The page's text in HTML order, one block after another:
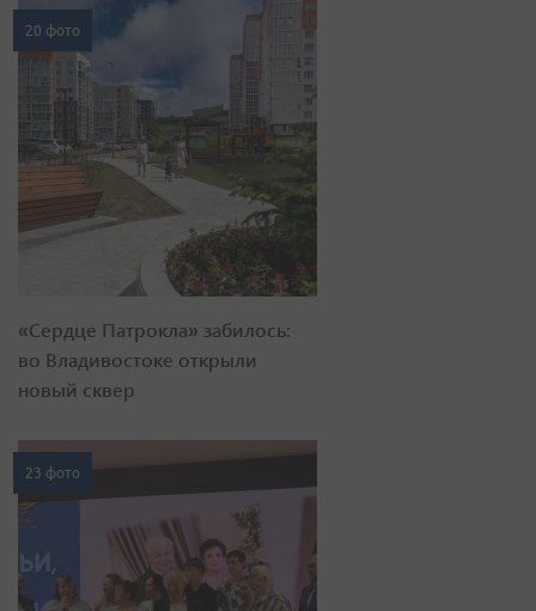
20 фото
«Сердце Патрокла» забилось:
во Владивостоке открыли
новый сквер
23 фото